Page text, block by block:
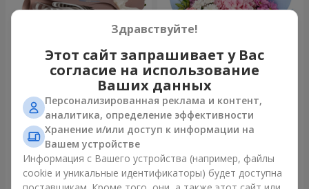
Букет "7 розовых роз!"
999 грн
Заказать
Романтический букет
"Небеса"
Заказать
Здравствуйте!
Этот сайт запрашивает у Вас
согласие на использование
Ваших данных
Персонализированная реклама и контент,
аналитика, определение эффективности
Хранение и/или доступ к информации на
Вашем устройстве
Информация с Вашего устройства (например, файлы
cookie и уникальные идентификаторы) будет доступна